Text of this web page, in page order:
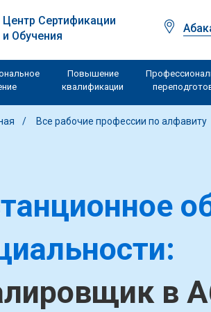
Центр Сертификации
и Обучения
Повышение
квалификации
Все рабочие профессии по алфавиту
в